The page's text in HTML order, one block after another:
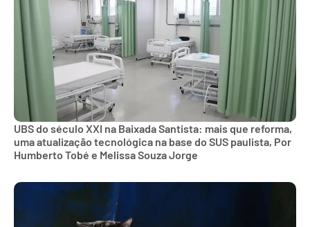
UBS do século XXI na Baixada Santista: mais que reforma,
uma atualização tecnológica na base do SUS paulista, Por
Humberto Tobé e Melissa Souza Jorge